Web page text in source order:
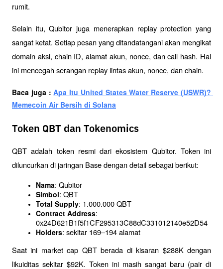
rumit.
Selain itu, Qubitor juga menerapkan replay protection yang
sangat ketat. Setiap pesan yang ditandatangani akan mengikat
domain aksi, chain ID, alamat akun, nonce, dan call hash. Hal
ini mencegah serangan replay lintas akun, nonce, dan chain.
Baca juga : Apa Itu United States Water Reserve (USWR)?
Memecoin Air Bersih di Solana
Token QBT dan Tokenomics
QBT adalah token resmi dari ekosistem Qubitor. Token ini
diluncurkan di jaringan Base dengan detail sebagai berikut:
Nama: Qubitor
Simbol: QBT
Total Supply: 1.000.000 QBT
Contract Address:
0x24D621B1f5f1CF295313C88dC331012140e52D54
Holders: sekitar 169–194 alamat
Saat ini market cap QBT berada di kisaran $288K dengan
likuiditas sekitar $92K. Token ini masih sangat baru (pair di